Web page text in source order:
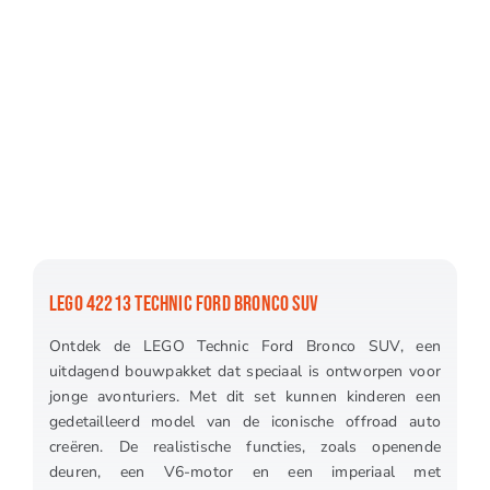
LEGO 42213 TECHNIC FORD BRONCO SUV
Ontdek de LEGO Technic Ford Bronco SUV, een
uitdagend bouwpakket dat speciaal is ontworpen voor
jonge avonturiers. Met dit set kunnen kinderen een
gedetailleerd model van de iconische offroad auto
creëren. De realistische functies, zoals openende
deuren, een V6-motor en een imperiaal met